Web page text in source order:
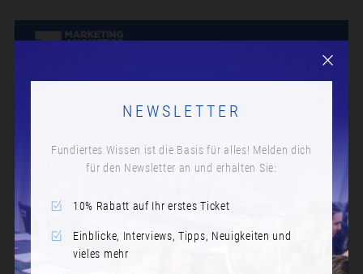
NEWSLETTER
Fundiertes Wissen ist die Basis für alles! Melden dich
für den Newsletter an und erhalten Sie:
10% Rabatt auf Ihr erstes Ticket
Einblicke, Interviews, Tipps, Neuigkeiten und
vieles mehr